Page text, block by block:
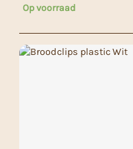
Op voorraad